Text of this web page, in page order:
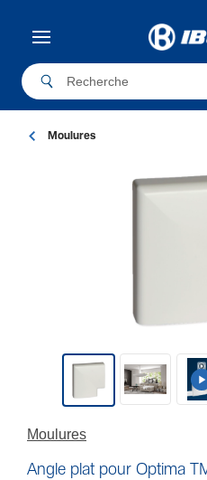
Moulures
Moulures
Angle plat pour Optima